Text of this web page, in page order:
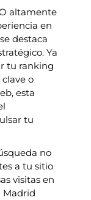
altamente
en
destaca
Ya
tu ranking
o
esta
tu
no
a tu sitio
visitas en
Madrid